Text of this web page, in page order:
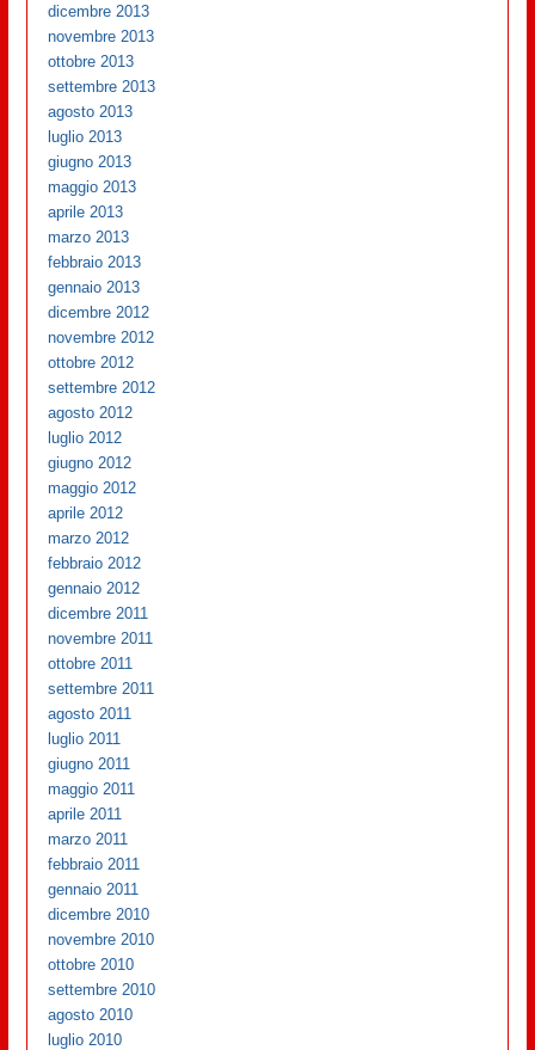
dicembre 2013
novembre 2013
ottobre 2013
settembre 2013
agosto 2013
luglio 2013
giugno 2013
maggio 2013
aprile 2013
marzo 2013
febbraio 2013
gennaio 2013
dicembre 2012
novembre 2012
ottobre 2012
settembre 2012
agosto 2012
luglio 2012
giugno 2012
maggio 2012
aprile 2012
marzo 2012
febbraio 2012
gennaio 2012
dicembre 2011
novembre 2011
ottobre 2011
settembre 2011
agosto 2011
luglio 2011
giugno 2011
maggio 2011
aprile 2011
marzo 2011
febbraio 2011
gennaio 2011
dicembre 2010
novembre 2010
ottobre 2010
settembre 2010
agosto 2010
luglio 2010